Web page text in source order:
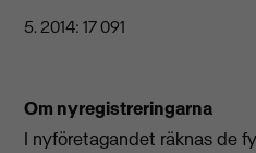
5. 2014: 17 091
Om nyregistreringarna
I nyföretagandet räknas de